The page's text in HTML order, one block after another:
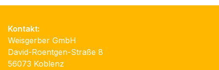
Kontakt:
Weisgerber GmbH
David-Roentgen-Straße 8
56073 Koblenz